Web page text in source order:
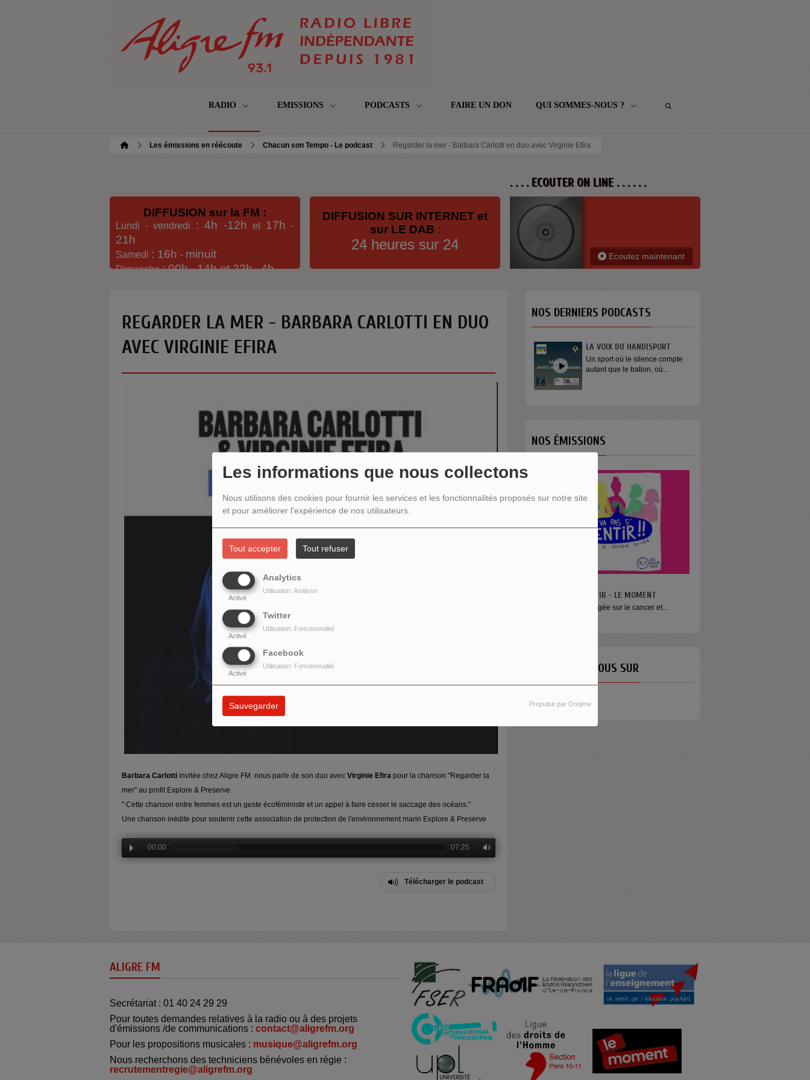
Les informations que nous collectons
Nous utilisons des cookies pour fournir les services et les fonctionnalités proposés sur notre site
et pour améliorer l'expérience de nos utilisateurs.
Tout accepter Tout refuser
Analytics
Activé
Utilisation: Analyse
Twitter
Activé
Utilisation: Fonctionnalité
Facebook
Activé
Utilisation: Fonctionnalité
Sauvegarder Propulsé par Orejime
RADIO EMISSIONS PODCASTS FAIRE UN DON QUI SOMMES-NOUS ?
Les émissions en réécoute Chacun son Tempo - Le podcast Regarder la mer - Barbara Carlotti en duo avec Virginie Efira
DIFFUSION sur la FM :
Lundi - vendredi : 4h -12h et 17h -
21h
Samedi : 16h - minuit
Dimanche: 00h -14h et 22h-4h
DIFFUSION SUR INTERNET et
sur LE DAB :
24 heures sur 24
. . . . ECOUTER ON LINE . . . . . .
Ecoutez maintenant
REGARDER LA MER - BARBARA CARLOTTI EN DUO
AVEC VIRGINIE EFIRA
Barbara Carlotti invitée chez Aligre FM nous parle de son duo avec Virginie Efira pour la chanson "Regarder la
mer" au profit Explore & Preserve
" Cette chanson entre femmes est un geste écoféministe et un appel à faire cesser le saccage des océans."
Une chanson inédite pour soutenir cette association de protection de l'environnement marin Explore & Preserve
00:00 07:25
Télécharger le podcast
NOS DERNIERS PODCASTS
LA VOIX DU HANDISPORT
Un sport où le silence compte
autant que le ballon, où...
NOS ÉMISSIONS
ON VA PAS S’MENTIR - LE MOMENT
Une émission engagée sur le cancer et...
RETROUVEZ-NOUS SUR
ALIGRE FM
Secrétariat : 01 40 24 29 29
Pour toutes demandes relatives à la radio ou à des projets
d'émissions /de communications : contact@aligrefm.org
Pour les propositions musicales : musique@aligrefm.org
Nous recherchons des techniciens bénévoles en régie :
recrutementregie@aligrefm.org